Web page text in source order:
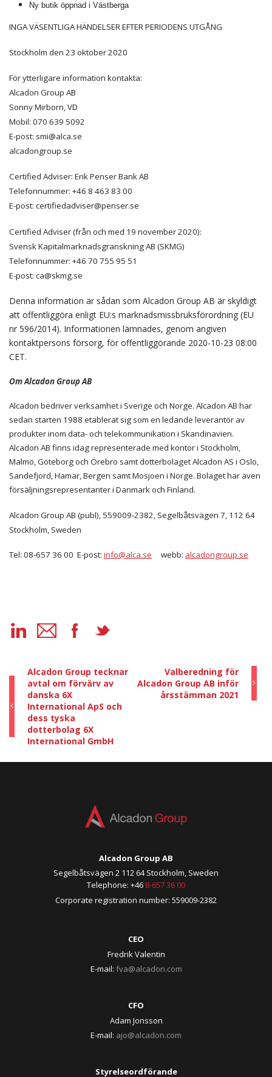
Ny butik öppnad i Västberga
INGA VÄSENTLIGA HÄNDELSER EFTER PERIODENS UTGÅNG
Stockholm den 23 oktober 2020
För ytterligare information kontakta:
Alcadon Group AB
Sonny Mirborn, VD
Mobil: 070 639 5092
E-post: smi@alca.se
alcadongroup.se
Certified Adviser: Erik Penser Bank AB
Telefonnummer: +46 8 463 83 00
E-post: certifiedadviser@penser.se
Certified Adviser (från och med 19 november 2020):
Svensk Kapitalmarknadsgranskning AB (SKMG)
Telefonnummer: +46 70 755 95 51
E-post: ca@skmg.se
Denna information är sådan som Alcadon Group AB är skyldigt
att offentliggöra enligt EU:s marknadsmissbruksförordning (EU
nr 596/2014). Informationen lämnades, genom angiven
kontaktpersons försorg, för offentliggörande 2020-10-23 08:00
CET.
Om Alcadon Group AB
Alcadon bedriver verksamhet i Sverige och Norge. Alcadon AB har
sedan starten 1988 etablerat sig som en ledande leverantör av
produkter inom data- och telekommunikation i Skandinavien.
Alcadon AB finns idag representerade med kontor i Stockholm,
Malmö, Göteborg och Örebro samt dotterbolaget Alcadon AS i Oslo,
Sandefjord, Hamar, Bergen samt Mosjoen i Norge. Bolaget har även
försäljningsrepresentanter i Danmark och Finland.
Alcadon Group AB (publ), 559009-2382, Segelbåtsvägen 7, 112 64
Stockholm, Sweden
Tel: 08-657 36 00 E-post: info@alca.se webb: alcadongroup.se
Alcadon Group tecknar
avtal om förvärv av
danska 6X
International ApS och
dess tyska
dotterbolag 6X
International GmbH
Valberedning för
Alcadon Group AB inför
årsstämman 2021
Alcadon Group AB
Segelbåtsvägen 2 112 64 Stockholm, Sweden
Telephone: +46 8-657 36 00
Corporate registration number: 559009-2382
CEO
Fredrik Valentin
E-mail: fva@alcadon.com
CFO
Adam Jonsson
E-mail: ajo@alcadon.com
Styrelseordförande